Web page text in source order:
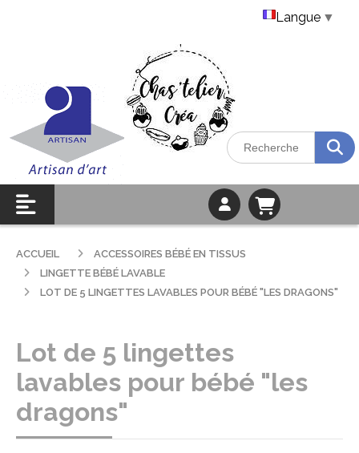
ACCUEIL
ACCESSOIRES BÉBÉ EN TISSUS
LINGETTE BÉBÉ LAVABLE
LOT DE 5 LINGETTES LAVABLES POUR BÉBÉ "LES DRAGONS"
Lot de 5 lingettes
lavables pour bébé "les
dragons"
Langue ▼